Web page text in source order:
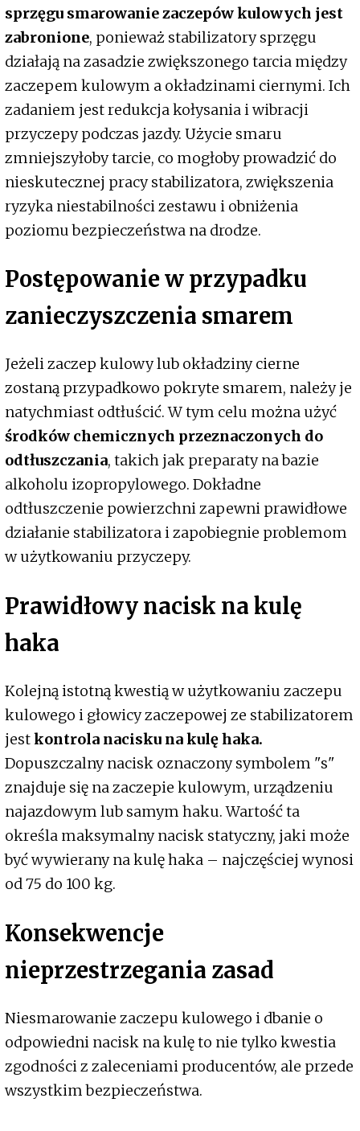
sprzęgu smarowanie zaczepów kulowych jest
zabronione, ponieważ stabilizatory sprzęgu
działają na zasadzie zwiększonego tarcia między
zaczepem kulowym a okładzinami ciernymi. Ich
zadaniem jest redukcja kołysania i wibracji
przyczepy podczas jazdy. Użycie smaru
zmniejszyłoby tarcie, co mogłoby prowadzić do
nieskutecznej pracy stabilizatora, zwiększenia
ryzyka niestabilności zestawu i obniżenia
poziomu bezpieczeństwa na drodze.
Postępowanie w przypadku
zanieczyszczenia smarem
Jeżeli zaczep kulowy lub okładziny cierne
zostaną przypadkowo pokryte smarem, należy je
natychmiast odtłuścić. W tym celu można użyć
środków chemicznych przeznaczonych do
odtłuszczania, takich jak preparaty na bazie
alkoholu izopropylowego. Dokładne
odtłuszczenie powierzchni zapewni prawidłowe
działanie stabilizatora i zapobiegnie problemom
w użytkowaniu przyczepy.
Prawidłowy nacisk na kulę
haka
Kolejną istotną kwestią w użytkowaniu zaczepu
kulowego i głowicy zaczepowej ze stabilizatorem
jestkontrola nacisku na kulę haka.
Dopuszczalny nacisk oznaczony symbolem "s"
znajduje się na zaczepie kulowym, urządzeniu
najazdowym lub samym haku. Wartość ta
określa maksymalny nacisk statyczny, jaki może
być wywierany na kulę haka – najczęściej wynosi
od 75 do 100 kg.
Konsekwencje
nieprzestrzegania zasad
Niesmarowanie zaczepu kulowego i dbanie o
odpowiedni nacisk na kulę to nie tylko kwestia
zgodności z zaleceniami producentów, ale przede
wszystkim bezpieczeństwa.